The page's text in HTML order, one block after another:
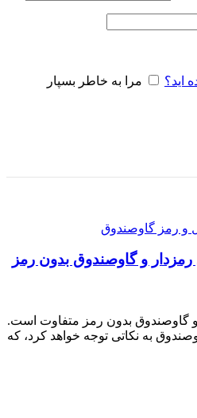
اید؟ مرا به خاطر بسپار
و رمز گاوصندوق
و گاوصندوق بدون رمز
گاوصندوق بدون رمز متفاوت است.
به نکاتی توجه خواهد کرد، که